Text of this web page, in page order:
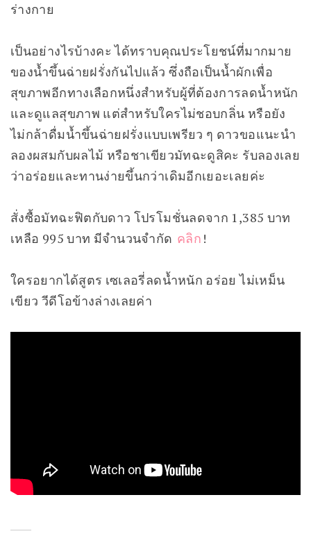
ร่างกาย
เป็นอย่างไรบ้างคะ ได้ทราบคุณประโยชน์ที่มากมาย
ของน้ำขึ้นฉ่ายฝรั่งกันไปแล้ว ซึ่งถือเป็นน้ำผักเพื่อ
สุขภาพอีกทางเลือกหนึ่งสำหรับผู้ที่ต้องการลดน้ำหนัก
และดูแลสุขภาพ แต่สำหรับใครไม่ชอบกลิ่น หรือยัง
ไม่กล้าดื่มน้ำขึ้นฉ่ายฝรั่งแบบเพรียว ๆ ดาวขอแนะนำ
ลองผสมกับผลไม้ หรือชาเขียวมัทฉะดูสิคะ รับลองเลย
ว่าอร่อยและทานง่ายขึ้นกว่าเดิมอีกเยอะเลยค่ะ
สั่งซื้อมัทฉะฟิตกับดาว โปรโมชั่นลดจาก 1,385 บาท
เหลือ 995 บาท มีจำนวนจำกัด คลิก !
ใครอยากได้สูตร เซเลอรี่ลดน้ำหนัก อร่อย ไม่เหม็น
เขียว วีดีโอข้างล่างเลยค่า